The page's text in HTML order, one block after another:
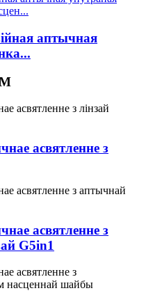
аптычная
асвятленне з
асвятленне з
G5in1